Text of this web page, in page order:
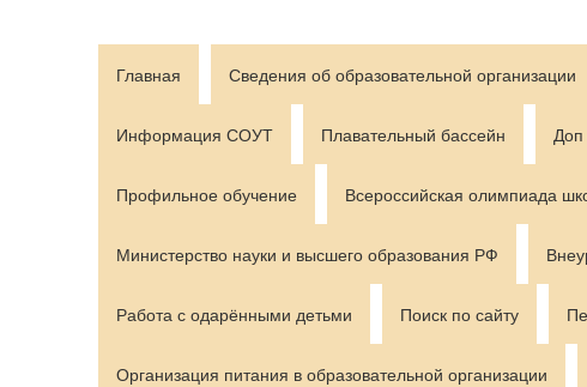
Главная Сведения об образовательной организации
Информация СОУТ Плавательный бассейн Доп
Профильное обучение Всероссийская олимпиада
Министерство науки и высшего образования РФ
Работа с одарёнными детьми Поиск по сайту
Организация питания в образовательной организации